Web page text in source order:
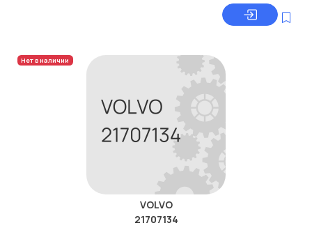
Нет в наличии
VOLVO
21707134